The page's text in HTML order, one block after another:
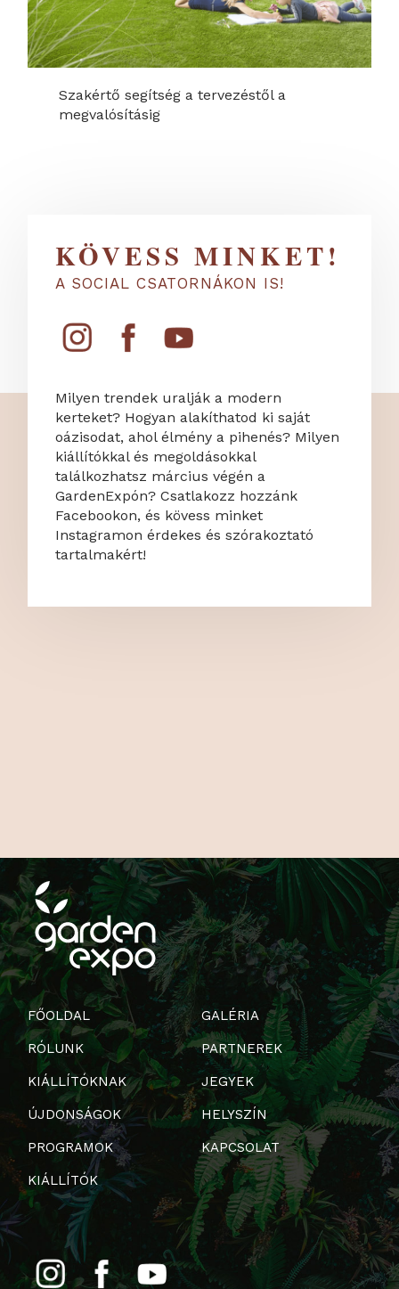
Szakértő segítség a tervezéstől a
megvalósításig
KÖVESS MINKET!
A SOCIAL CSATORNÁKON IS!
Milyen trendek uralják a modern
kerteket? Hogyan alakíthatod ki saját
oázisodat, ahol élmény a pihenés? Milyen
kiállítókkal és megoldásokkal
találkozhatsz március végén a
GardenExpón? Csatlakozz hozzánk
Facebookon, és kövess minket
Instagramon érdekes és szórakoztató
tartalmakért!
FŐOLDAL
RÓLUNK
KIÁLLÍTÓKNAK
ÚJDONSÁGOK
PROGRAMOK
KIÁLLÍTÓK
GALÉRIA
PARTNEREK
JEGYEK
HELYSZÍN
KAPCSOLAT